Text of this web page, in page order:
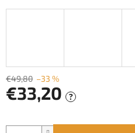
€49,80 –33 %
€33,20 ?
cena: